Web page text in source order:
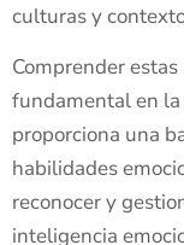
culturas y
Comprender
fundamental en la
proporciona una
habilidades
reconocer y
inteligencia